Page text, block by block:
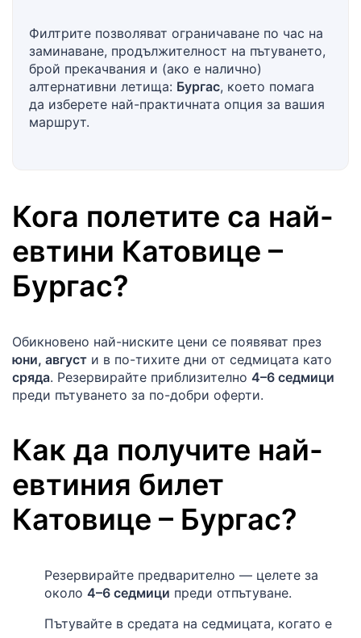
Филтрите позволяват ограничаване по час на
заминаване, продължителност на пътуването,
брой прекачвания и (ако е налично)
алтернативни летища: Бургас, което помага
да изберете най-практичната опция за вашия
маршрут.
Кога полетите са най-
евтини Катовице –
Бургас?
Обикновено най-ниските цени се появяват през
юни, август и в по-тихите дни от седмицата като
сряда. Резервирайте приблизително 4–6 седмици
преди пътуването за по-добри оферти.
Как да получите най-
евтиния билет
Катовице – Бургас?
Резервирайте предварително — целете за
около 4–6 седмици преди отпътуване.
Пътувайте в средата на седмицата, когато е